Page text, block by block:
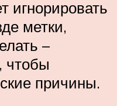
игнорировать
метки,
–
чтобы
причины.